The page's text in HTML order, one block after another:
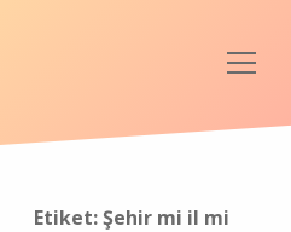
Anasayfa
menüyü
Etiket:Şehir mi il mi